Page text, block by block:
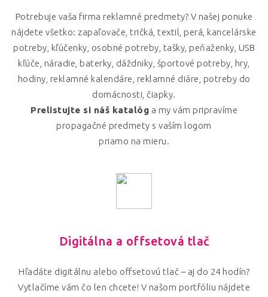
Potrebuje vaša firma reklamné predmety? V našej ponuke
nájdete všetko: zapaľovače, tričká, textil, perá, kancelárske
potreby, kľúčenky, osobné potreby, tašky, peňaženky, USB
kľúče, náradie, baterky, dáždniky, športové potreby, hry,
hodiny, reklamné kalendáre, reklamné diáre, potreby do
domácnosti, čiapky.
Prelistujte si náš katalóg a my vám pripravíme
propagačné predmety s vaším logom
priamo na mieru.
Digitálna a offsetová tlač
Hľadáte digitálnu alebo offsetovú tlač – aj do 24 hodín?
Vytlačíme vám čo len chcete! V našom portfóliu nájdete